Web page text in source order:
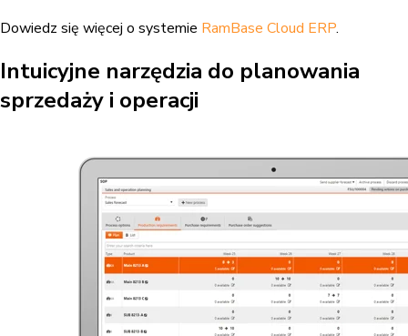
Dowiedz się więcej o systemie RamBase Cloud ERP.
Intuicyjne narzędzia do planowania
sprzedaży i operacji